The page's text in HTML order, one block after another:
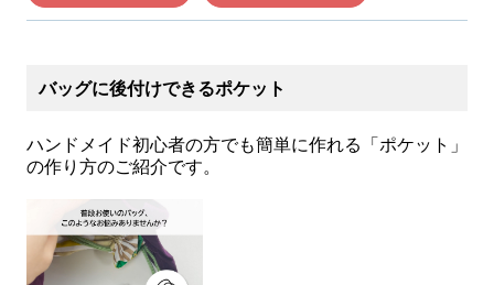
バッグに後付けできるポケット
ハンドメイド初心者の方でも簡単に作れる「ポケット」
の作り方のご紹介です。